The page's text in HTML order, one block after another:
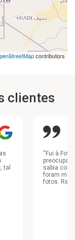
contributors
clientes
tal
“Fui à
sabia
foram
fotos.